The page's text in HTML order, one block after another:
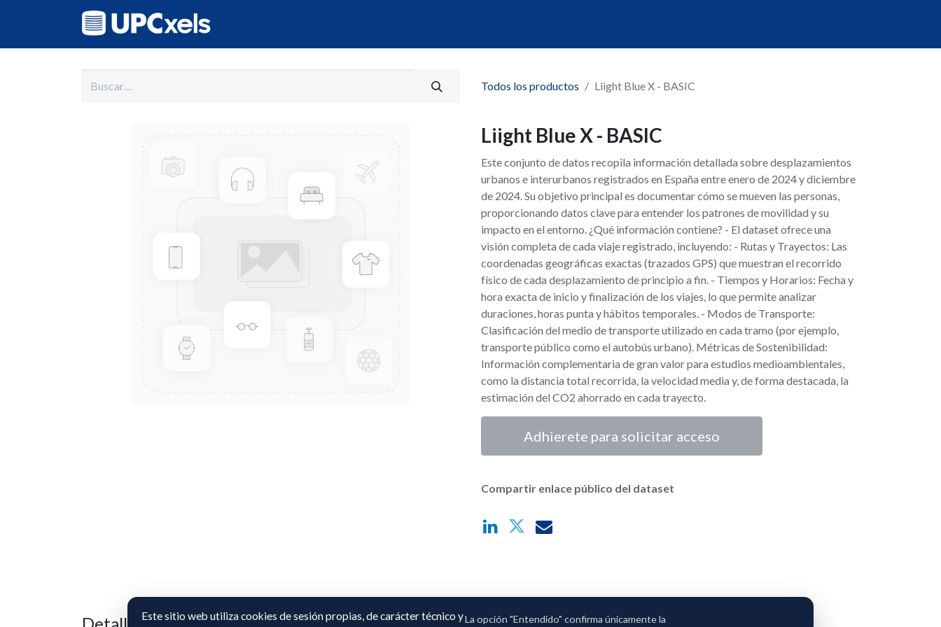
Todos los productos Liight Blue X - BASIC
Liight Blue X - BASIC
Este conjunto de datos recopila información detallada sobre desplazamientos
urbanos e interurbanos registrados en España entre enero de 2024 y diciembre
de 2024. Su objetivo principal es documentar cómo se mueven las personas,
proporcionando datos clave para entender los patrones de movilidad y su
impacto en el entorno. ¿Qué información contiene? - El dataset ofrece una
visión completa de cada viaje registrado, incluyendo: - Rutas y Trayectos: Las
coordenadas geográficas exactas (trazados GPS) que muestran el recorrido
físico de cada desplazamiento de principio a fin. - Tiempos y Horarios: Fecha y
hora exacta de inicio y finalización de los viajes, lo que permite analizar
duraciones, horas punta y hábitos temporales. - Modos de Transporte:
Clasificación del medio de transporte utilizado en cada tramo (por ejemplo,
transporte público como el autobús urbano). Métricas de Sostenibilidad:
Información complementaria de gran valor para estudios medioambientales,
como la distancia total recorrida, la velocidad media y, de forma destacada, la
estimación del CO2 ahorrado en cada trayecto.
Adhierete para solicitar acceso
Compartir enlace público del dataset
Este sitio web utiliza cookies de sesión propias, de carácter técnico yLa opción "Entendido" confirma únicamente la